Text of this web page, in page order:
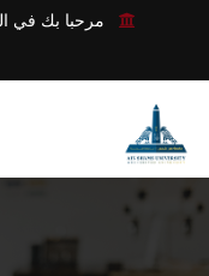
مرحبا بك في